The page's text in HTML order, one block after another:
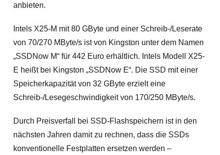
anbieten.
Intels X25-M mit 80 GByte und einer Schreib-/Leserate
von 70/270 MByte/s ist von Kingston unter dem Namen
„SSDNow M“ für 442 Euro erhältlich. Intels Modell X25-
E heißt bei Kingston „SSDNow E“. Die SSD mit einer
Speicherkapazität von 32 GByte erzielt eine
Schreib-/Lesegeschwindigkeit von 170/250 MByte/s.
Durch Preisverfall bei SSD-Flashspeichern ist in den
nächsten Jahren damit zu rechnen, dass die SSDs
konventionelle Festplatten ersetzen werden –